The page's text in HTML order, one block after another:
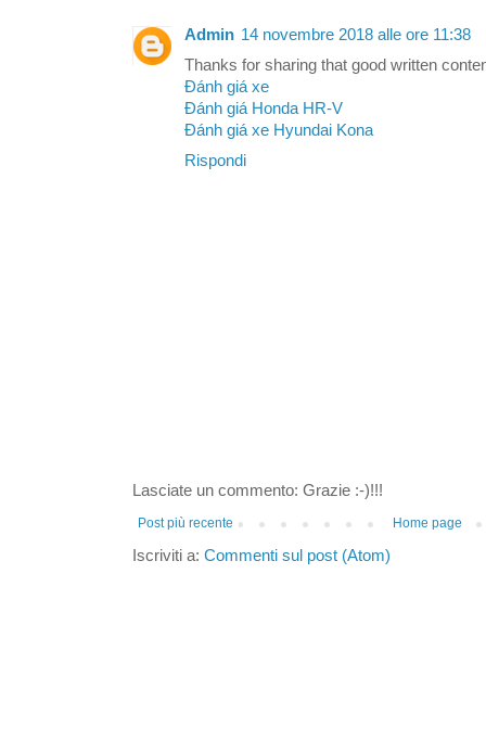
Admin 14 novembre 2018 alle ore 11:38
Thanks for sharing that good written
Đánh giá xe
Đánh giá Honda HR-V
Đánh giá xe Hyundai Kona
Rispondi
Lasciate un commento: Grazie :-)!!!
Post più recente Home page
Iscriviti a: Commenti sul post (Atom)